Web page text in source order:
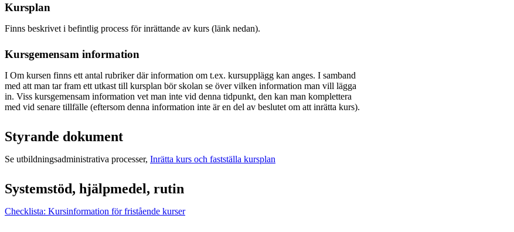
Kursplan
Finns beskrivet i befintlig process för inrättande av kurs (länk nedan).
Kursgemensam information
I Om kursen finns ett antal rubriker där information om t.ex. kursupplägg kan anges. I samband
med att man tar fram ett utkast till kursplan bör skolan se över vilken information man vill lägga
in. Viss kursgemensam information vet man inte vid denna tidpunkt, den kan man komplettera
med vid senare tillfälle (eftersom denna information inte är en del av beslutet om att inrätta kurs).
Styrande dokument
Se utbildningsadministrativa processer, Inrätta kurs och fastställa kursplan
Systemstöd, hjälpmedel, rutin
Checklista: Kursinformation för fristående kurser